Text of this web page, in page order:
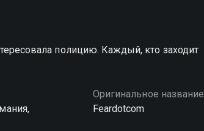
полицию. Каждый, кто заходит
Оригинальное название
Feardotcom